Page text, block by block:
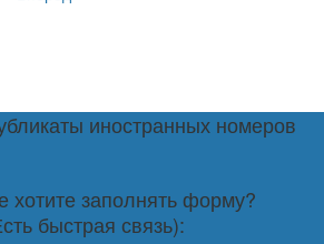
иностранных номеров
хотите заполнять форму?
быстрая связь):